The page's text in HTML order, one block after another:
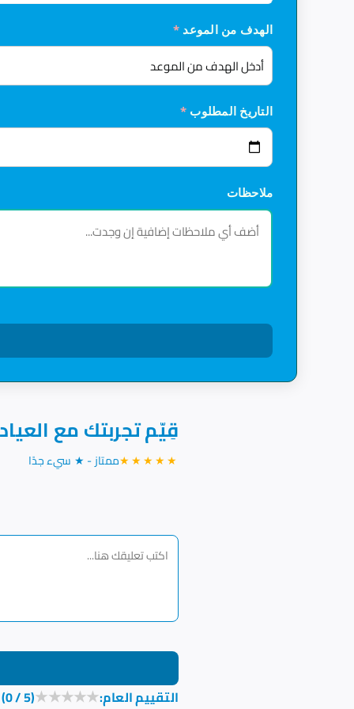
الهدف من الموعد *
التاريخ المطلوب *
ملاحظات
قِيّم تجربتك مع
★★★★★ممتاز - ★ سيء جدًا
(0 / 5)★★★★★:التقييم العام